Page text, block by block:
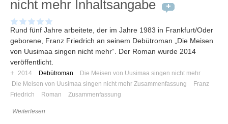
Woyzeck
nicht mehr Inhaltsangabe
Rund fünf Jahre arbeitete, der im Jahre 1983 in Frankfurt/Oder
geborene, Franz Friedrich an seinem Debütroman „Die Meisen
von Uusimaa singen nicht mehr“. Der Roman wurde 2014
veröffentlicht.
+ 2014 Debütroman
Die Meisen von Uusimaa singen nicht mehr
Die Meisen von Uusimaa singen nicht mehr Zusammenfassung
Franz
Friedrich
Roman Zusammenfassung
Weiterlesen